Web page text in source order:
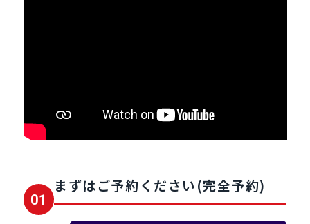
01
まずはご予約ください(完全予約)